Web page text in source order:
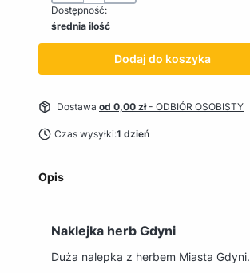
Dostępność:
średnia ilość
Dodaj do koszyka
Dostawa od 0,00 zł- ODBIÓR OSOBISTY
Czas wysyłki:1 dzień
Opis
Naklejka herb Gdyni
Duża nalepka z herbem Miasta Gdyni.